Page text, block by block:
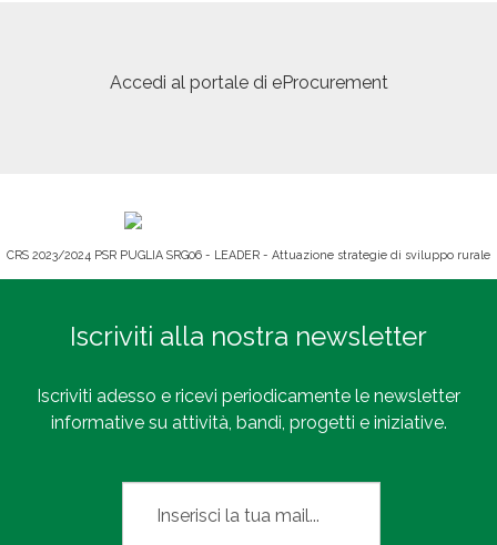
Accedi al portale di eProcurement
CRS 2023/2024 PSR PUGLIA SRG06 - LEADER - Attuazione strategie di sviluppo rurale
Iscriviti alla nostra newsletter
Iscriviti adesso e ricevi periodicamente le newsletter
informative su attività, bandi, progetti e iniziative.